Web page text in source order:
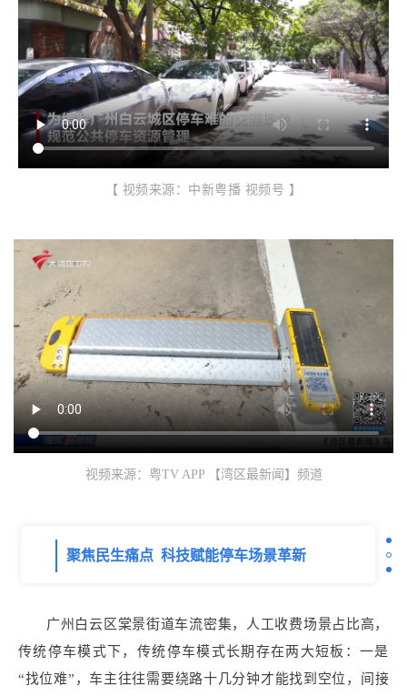
【 视频来源：中新粤播 视频号 】
视频来源：粤TV APP 【湾区最新闻】频道
聚焦民生痛点 科技赋能停车场景革新
广州白云区棠景街道车流密集，人工收费场景占比高，
传统停车模式下，传统停车模式长期存在两大短板：一是
“找位难”，车主往往需要绕路十几分钟才能找到空位，间接